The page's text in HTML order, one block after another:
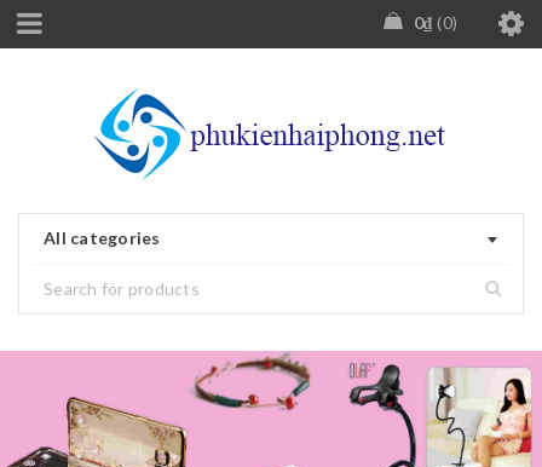
0₫ 0
All categories